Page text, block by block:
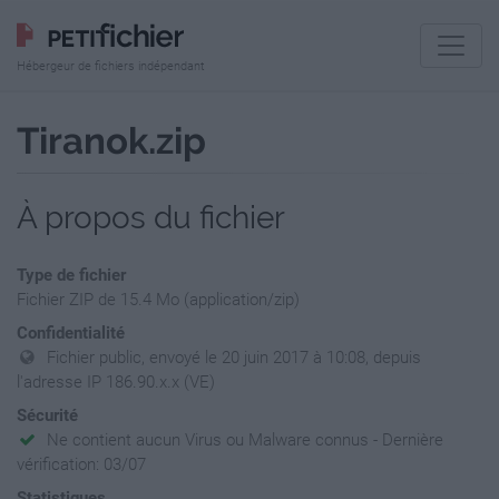
Hébergeur de fichiers indépendant
Tiranok.zip
À propos du fichier
Type de fichier
Fichier ZIP de 15.4 Mo (application/zip)
Confidentialité
Fichier public, envoyé le 20 juin 2017 à 10:08, depuis
l'adresse IP 186.90.x.x (VE)
Sécurité
Ne contient aucun Virus ou Malware connus - Dernière
vérification: 03/07